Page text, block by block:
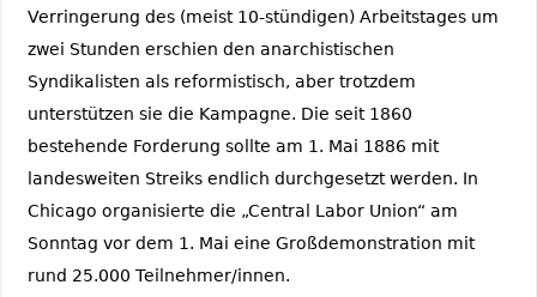
Verringerung des (meist 10-stündigen) Arbeitstages um
zwei Stunden erschien den anarchistischen
Syndikalisten als reformistisch, aber trotzdem
unterstützen sie die Kampagne. Die seit 1860
bestehende Forderung sollte am 1. Mai 1886 mit
landesweiten Streiks endlich durchgesetzt werden. In
Chicago organisierte die „Central Labor Union“ am
Sonntag vor dem 1. Mai eine Großdemonstration mit
rund 25.000 Teilnehmer/innen.